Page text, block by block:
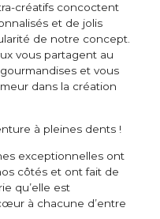
créatifs concoctent
et de jolis
de notre concept.
vous partagent au
et vous
dans la création
à pleines dents !
exceptionnelles ont
côtés et ont fait de
qu’elle est
à chacune d’entre